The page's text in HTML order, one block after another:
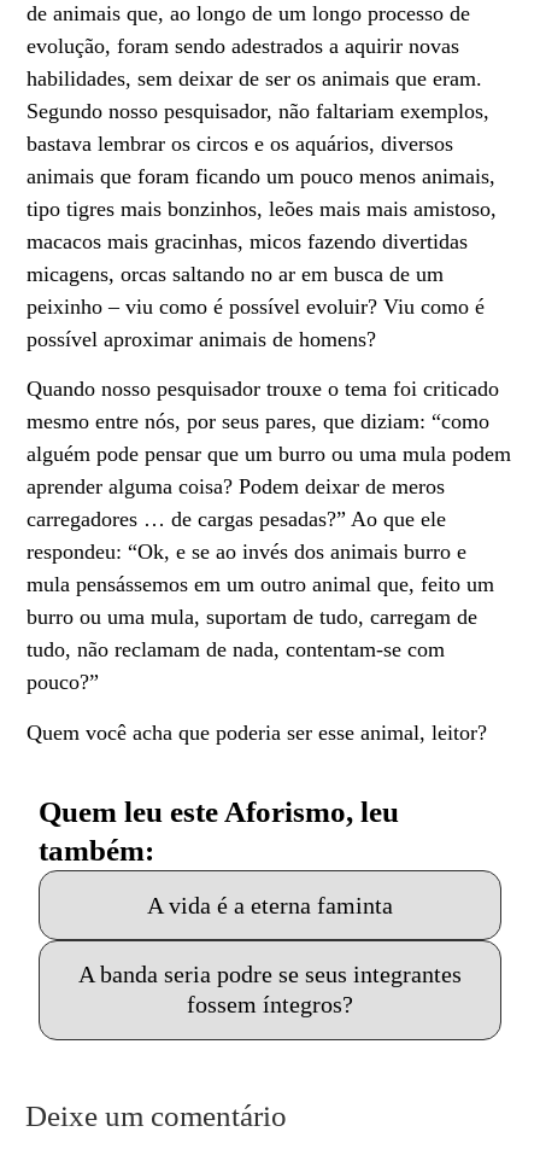
de animais que, ao longo de um longo processo de
evolução, foram sendo adestrados a aquirir novas
habilidades, sem deixar de ser os animais que eram.
Segundo nosso pesquisador, não faltariam exemplos,
bastava lembrar os circos e os aquários, diversos
animais que foram ficando um pouco menos animais,
tipo tigres mais bonzinhos, leões mais mais amistoso,
macacos mais gracinhas, micos fazendo divertidas
micagens, orcas saltando no ar em busca de um
peixinho – viu como é possível evoluir? Viu como é
possível aproximar animais de homens?
Quando nosso pesquisador trouxe o tema foi criticado
mesmo entre nós, por seus pares, que diziam: “como
alguém pode pensar que um burro ou uma mula podem
aprender alguma coisa? Podem deixar de meros
carregadores … de cargas pesadas?” Ao que ele
respondeu: “Ok, e se ao invés dos animais burro e
mula pensássemos em um outro animal que, feito um
burro ou uma mula, suportam de tudo, carregam de
tudo, não reclamam de nada, contentam-se com
pouco?”
Quem você acha que poderia ser esse animal, leitor?
Quem leu este Aforismo, leu
também:
A vida é a eterna faminta
A banda seria podre se seus integrantes
fossem íntegros?
Deixe um comentário